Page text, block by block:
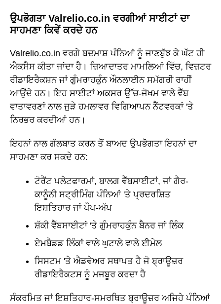
ਉਪਭੋਗਤਾ Valrelio.co.in ਵਰਗੀਆਂ ਸਾਈਟਾਂ ਦਾ
ਸਾਹਮਣਾ ਕਿਵੇਂ ਕਰਦੇ ਹਨ
Valrelio.co.in ਵਰਗੇ ਬਦਮਾਸ਼ ਪੰਨਿਆਂ ਨੂੰ ਜਾਣਬੁੱਝ ਕੇ ਘੱਟ ਹੀ
ਐਕਸੈਸ ਕੀਤਾ ਜਾਂਦਾ ਹੈ। ਜ਼ਿਆਦਾਤਰ ਮਾਮਲਿਆਂ ਵਿੱਚ, ਵਿਜ਼ਟਰ
ਰੀਡਾਇਰੈਕਸ਼ਨ ਜਾਂ ਗੁੰਮਰਾਹਕੁੰਨ ਔਨਲਾਈਨ ਸਮੱਗਰੀ ਰਾਹੀਂ
ਆਉਂਦੇ ਹਨ। ਇਹ ਸਾਈਟਾਂ ਅਕਸਰ ਉੱਚ-ਜੋਖਮ ਵਾਲੇ ਵੈੱਬ
ਵਾਤਾਵਰਣਾਂ ਨਾਲ ਜੁੜੇ ਹਮਲਾਵਰ ਵਿਗਿਆਪਨ ਨੈੱਟਵਰਕਾਂ 'ਤੇ
ਨਿਰਭਰ ਕਰਦੀਆਂ ਹਨ।
ਇਹਨਾਂ ਨਾਲ ਗੱਲਬਾਤ ਕਰਨ ਤੋਂ ਬਾਅਦ ਉਪਭੋਗਤਾ ਇਹਨਾਂ ਦਾ
ਸਾਹਮਣਾ ਕਰ ਸਕਦੇ ਹਨ:
ਟੋਰੈਂਟ ਪਲੇਟਫਾਰਮਾਂ, ਬਾਲਗ ਵੈੱਬਸਾਈਟਾਂ, ਜਾਂ ਗੈਰ-
ਕਾਨੂੰਨੀ ਸਟ੍ਰੀਮਿੰਗ ਪੰਨਿਆਂ 'ਤੇ ਪ੍ਰਦਰਸ਼ਿਤ
ਇਸ਼ਤਿਹਾਰ ਜਾਂ ਪੌਪ-ਅੱਪ
ਸ਼ੱਕੀ ਵੈੱਬਸਾਈਟਾਂ 'ਤੇ ਗੁੰਮਰਾਹਕੁੰਨ ਬੈਨਰ ਜਾਂ ਲਿੰਕ
ਏਮਬੈਡਡ ਲਿੰਕਾਂ ਵਾਲੇ ਘੁਟਾਲੇ ਵਾਲੇ ਈਮੇਲ
ਸਿਸਟਮ 'ਤੇ ਐਡਵੇਅਰ ਸਥਾਪਤ ਹੈ ਜੋ ਬ੍ਰਾਊਜ਼ਰ
ਰੀਡਾਇਰੈਕਟਸ ਨੂੰ ਮਜਬੂਰ ਕਰਦਾ ਹੈ
ਸੰਕਰਮਿਤ ਜਾਂ ਇਸ਼ਤਿਹਾਰ-ਸਮਰਥਿਤ ਬ੍ਰਾਊਜ਼ਰ ਅਜਿਹੇ ਪੰਨਿਆਂ